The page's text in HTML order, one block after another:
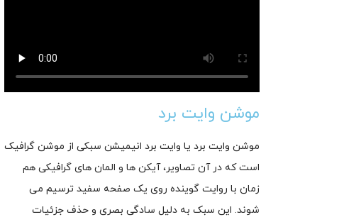
موشن وایت برد
موشن وایت برد یا وایت برد انیمیشن سبکی از موشن گرافیک
است که در آن تصاویر، آیکن ها و المان های گرافیکی هم
زمان با روایت گوینده روی یک صفحه سفید ترسیم می
شوند. این سبک به دلیل سادگی بصری و حذف جزئیات